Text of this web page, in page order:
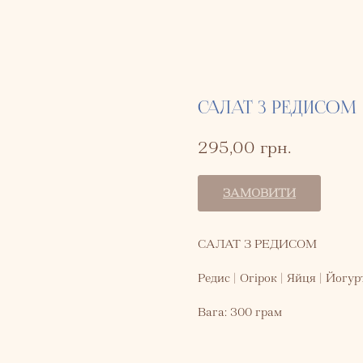
САЛАТ З РЕДИСОМ
295,00 грн.
ЗАМОВИТИ
САЛАТ З РЕДИСОМ
Редис | Огірок | Яйця |
Вага: 300 грам